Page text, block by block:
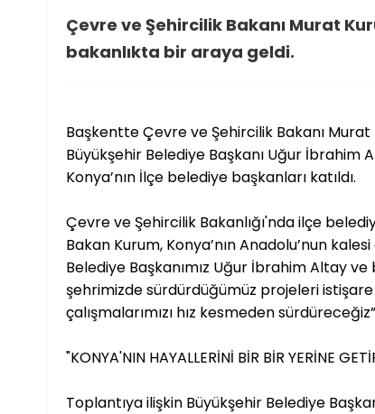
Çevre ve Şehircilik Bakanı Murat
bakanlıkta bir araya geldi.
Başkentte Çevre ve Şehircilik Bakanı
Büyükşehir Belediye Başkanı Uğur İbrahim
Konya’nın İlçe belediye başkanları katıldı.
Çevre ve Şehircilik Bakanlığı'nda ilçe
Bakan Kurum, Konya’nın Anadolu’nun
Belediye Başkanımız Uğur İbrahim Altay
şehrimizde sürdürdüğümüz projeleri istişare
çalışmalarımızı hız kesmeden
"KONYA'NIN HAYALLERİNİ BİR BİR YERİNE
Toplantıya ilişkin Büyükşehir Belediye